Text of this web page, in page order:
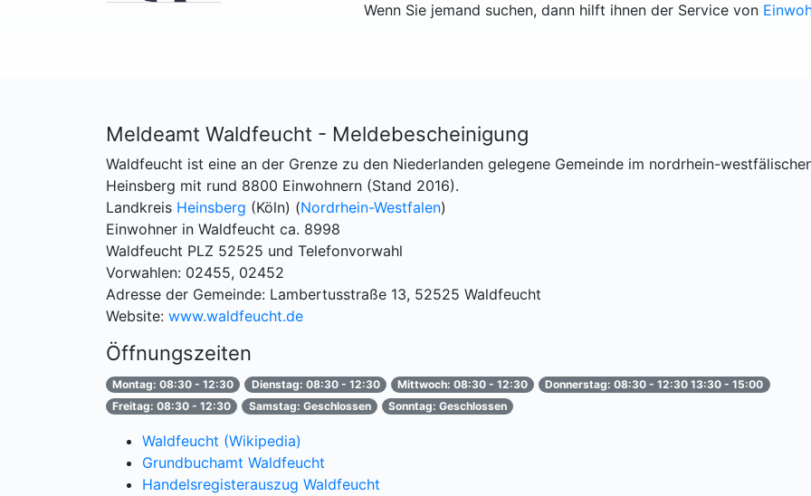
Wenn Sie jemand suchen, dann hilft ihnen der Service von
Meldeamt Waldfeucht - Meldebescheinigung
Waldfeucht ist eine an der Grenze zu den Niederlanden gelegene Gemeinde im nordrhein-
Heinsberg mit rund 8800 Einwohnern (Stand 2016).
Landkreis Heinsberg (Köln) (Nordrhein-Westfalen)
Einwohner in Waldfeucht ca. 8998
Waldfeucht PLZ 52525 und Telefonvorwahl
Vorwahlen: 02455, 02452
Adresse der Gemeinde: Lambertusstraße 13, 52525 Waldfeucht
Website: www.waldfeucht.de
Öffnungszeiten
Montag: 08:30 - 12:30 Dienstag: 08:30 - 12:30 Mittwoch: 08:30 - 12:30
Donnerstag: 08:30 - 12:30 13:30 - 15:00
Freitag: 08:30 - 12:30
Samstag: Geschlossen Sonntag: Geschlossen
Waldfeucht (Wikipedia)
Grundbuchamt Waldfeucht
Handelsregisterauszug Waldfeucht